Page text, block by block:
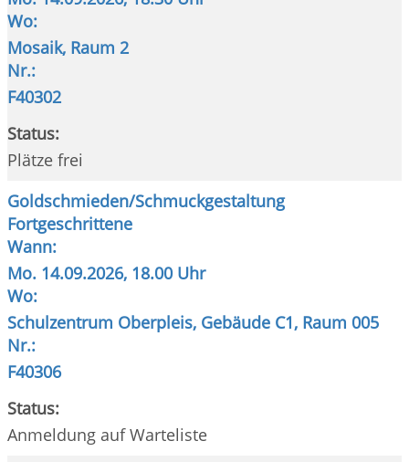
Wo:
Mosaik, Raum 2
Nr.:
F40302
Status:
Plätze frei
Goldschmieden/Schmuckgestaltung
Fortgeschrittene
Wann:
Mo. 14.09.2026, 18.00 Uhr
Wo:
Schulzentrum Oberpleis, Gebäude C1, Raum 005
Nr.:
F40306
Status:
Anmeldung auf Warteliste